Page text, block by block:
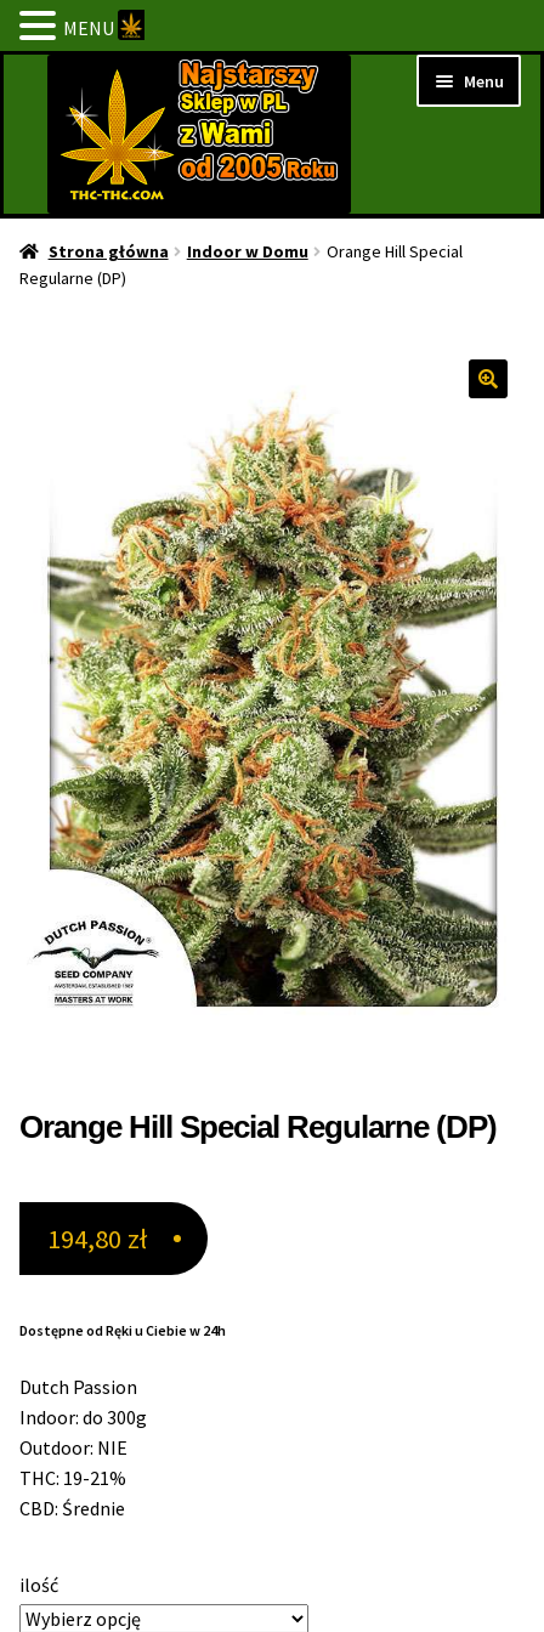
nawigacji
treści
Menu
Strona Główna
PROMOCJE 1+1
NAJLEPSZE OKAZJE
PROMOCJA TYGODNIA
Dla Początkujących
Indoor w Domu
Outdoor na Dworze
Półautomaty Outdoor
Automaty XXL
Max THC 21% i Więcej
Odporne Odmiany
Medyczne Odmiany
Regularne
Przewaga Sativa
100% Sativa
Strona główna Indoor w Domu
Orange Hill Special
Regularne (DP)
Orange Hill Special Regularne (DP)
194,80 zł
Dostępne od Ręki u Ciebie w 24h
Dutch Passion
Indoor: do 300g
Outdoor: NIE
THC: 19-21%
CBD: Średnie
ilość
MENU